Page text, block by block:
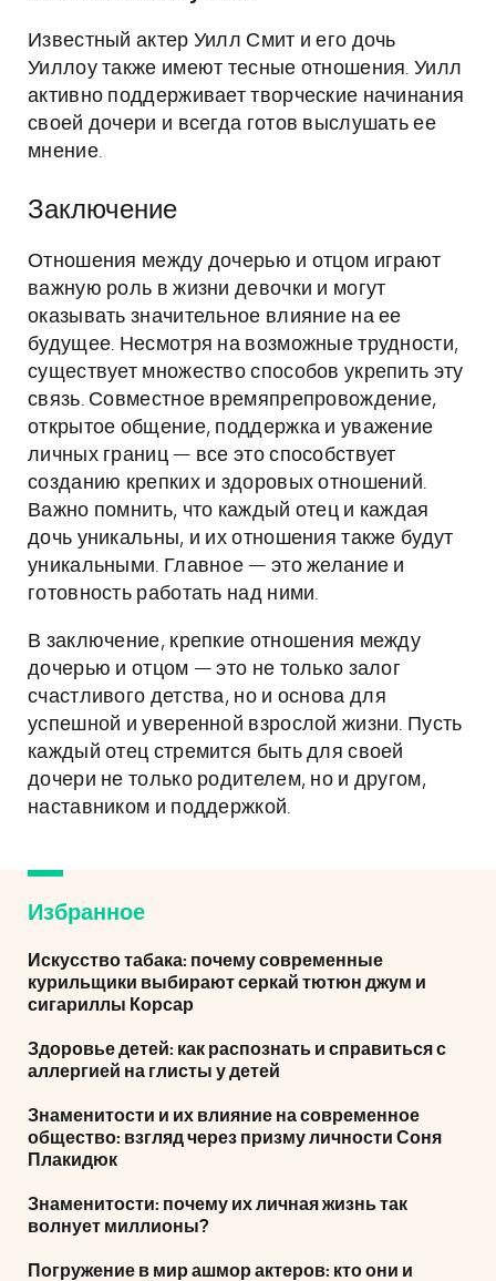
Известный актер Уилл Смит и его дочь
Уиллоу также имеют тесные отношения. Уилл
активно поддерживает творческие начинания
своей дочери и всегда готов выслушать ее
мнение.
Заключение
Отношения между дочерью и отцом играют
важную роль в жизни девочки и могут
оказывать значительное влияние на ее
будущее. Несмотря на возможные трудности,
существует множество способов укрепить эту
связь. Совместное времяпрепровождение,
открытое общение, поддержка и уважение
личных границ — все это способствует
созданию крепких и здоровых отношений.
Важно помнить, что каждый отец и каждая
дочь уникальны, и их отношения также будут
уникальными. Главное — это желание и
готовность работать над ними.
В заключение, крепкие отношения между
дочерью и отцом — это не только залог
счастливого детства, но и основа для
успешной и уверенной взрослой жизни. Пусть
каждый отец стремится быть для своей
дочери не только родителем, но и другом,
наставником и поддержкой.
Избранное
Искусство табака: почему современные
курильщики выбирают серкай тютюн джум и
сигариллы Корсар
Здоровье детей: как распознать и справиться с
аллергией на глисты у детей
Знаменитости и их влияние на современное
общество: взгляд через призму личности Соня
Плакидюк
Знаменитости: почему их личная жизнь так
волнует миллионы?
Погружение в мир ашмор актеров: кто они и